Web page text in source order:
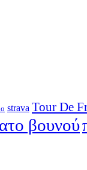
strava Tour De
βουνού